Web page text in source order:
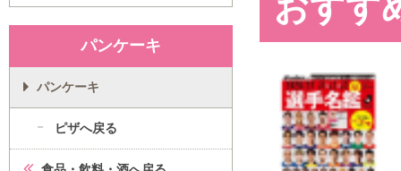
パンケーキ
パンケーキ
ピザへ戻る